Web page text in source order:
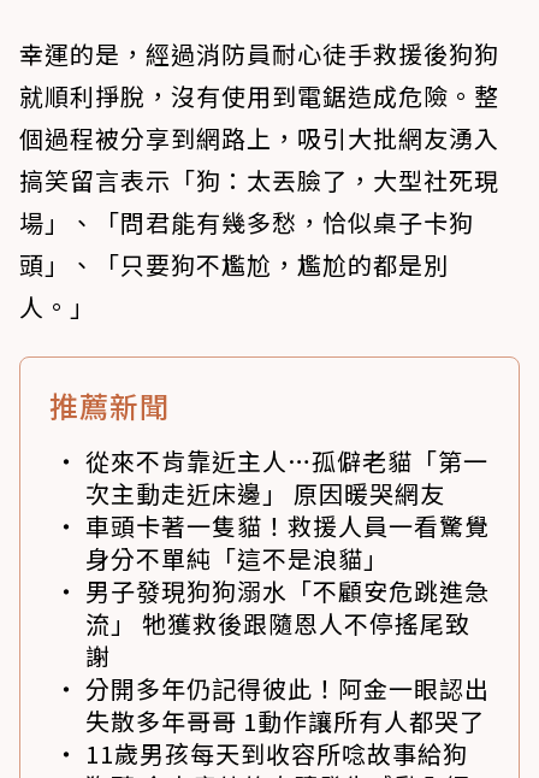
幸運的是，經過消防員耐心徒手救援後狗狗
就順利掙脫，沒有使用到電鋸造成危險。整
個過程被分享到網路上，吸引大批網友湧入
搞笑留言表示「狗：太丟臉了，大型社死現
場」、「問君能有幾多愁，恰似桌子卡狗
頭」、「只要狗不尷尬，尷尬的都是別
人。」
推薦新聞
從來不肯靠近主人…孤僻老貓「第一
次主動走近床邊」 原因暖哭網友
車頭卡著一隻貓！救援人員一看驚覺
身分不單純「這不是浪貓」
男子發現狗狗溺水「不顧安危跳進急
流」 牠獲救後跟隨恩人不停搖尾致
謝
分開多年仍記得彼此！阿金一眼認出
失散多年哥哥 1動作讓所有人都哭了
11歲男孩每天到收容所唸故事給狗